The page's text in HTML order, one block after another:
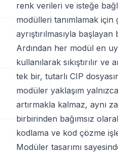
renk verileri ve isteğe
modülleri tanımlamak
ayrıştırılmasıyla
Ardından her modül en
kullanılarak sıkıştırılır
tek bir, tutarlı CIP
modüler yaklaşım
artırmakla kalmaz, aynı
birbirinden bağımsız
kodlama ve kod çözme
Modüler tasarımı